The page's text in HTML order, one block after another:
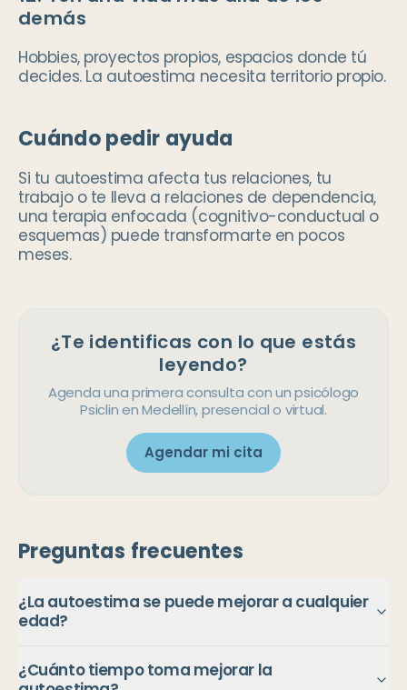
demás
Hobbies, proyectos propios, espacios donde tú
decides. La autoestima necesita territorio propio.
Cuándo pedir ayuda
Si tu autoestima afecta tus relaciones, tu
trabajo o te lleva a relaciones de dependencia,
una terapia enfocada (cognitivo-conductual o
esquemas) puede transformarte en pocos
meses.
¿Te identificas con lo que estás
leyendo?
Agenda una primera consulta con un psicólogo
Psiclin en Medellín, presencial o virtual.
Agendar mi cita
Preguntas frecuentes
¿La autoestima se puede mejorar a cualquier
edad?
¿Cuánto tiempo toma mejorar la